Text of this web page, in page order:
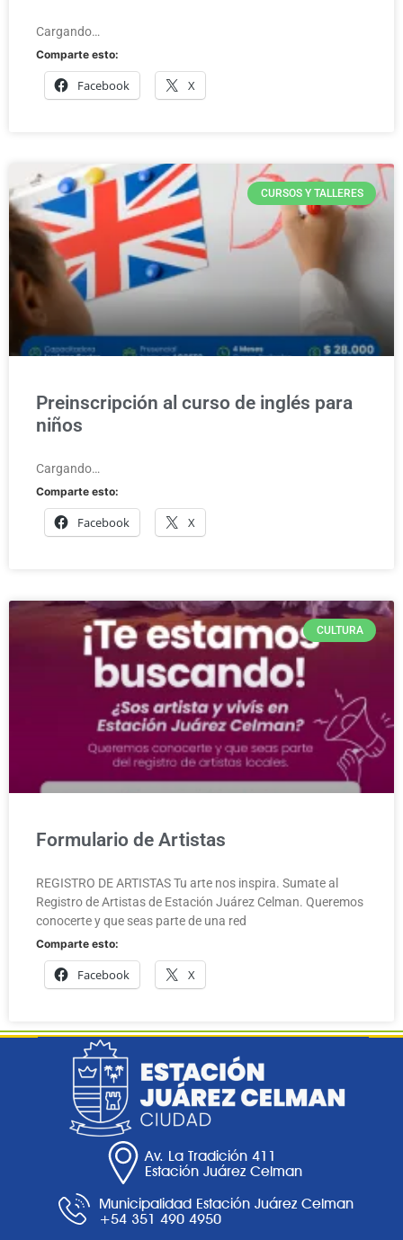
Cargando…
Comparte esto:
Facebook X
CURSOS Y TALLERES
Preinscripción al curso de inglés para
niños
Cargando…
Comparte esto:
Facebook X
CULTURA
Formulario de Artistas
REGISTRO DE ARTISTAS Tu arte nos inspira. Sumate al
Registro de Artistas de Estación Juárez Celman. Queremos
conocerte y que seas parte de una red
Comparte esto:
Facebook X
Av. La Tradición 411
Estación Juárez Celman
Municipalidad Estación Juárez Celman
+54 351 490 4950